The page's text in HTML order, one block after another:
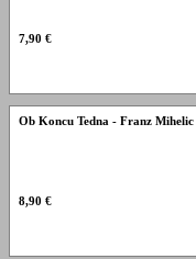
7,90 €
Ob Koncu Tedna - Franz
8,90 €